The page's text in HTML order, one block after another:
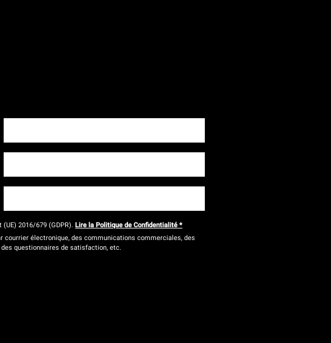
2016/679 (GDPR). Lire la Politique de Confidentialité *
courrier électronique, des communications commerciales, des
questionnaires de satisfaction, etc.